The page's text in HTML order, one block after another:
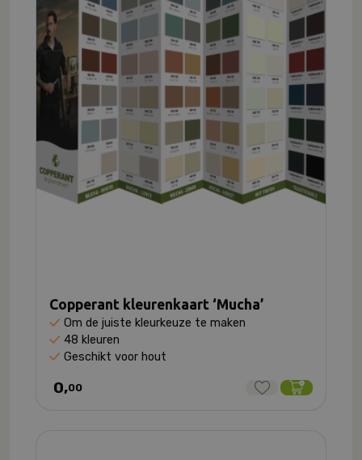
Copperant kleurenkaart ‘Mucha’
Om de juiste kleurkeuze te maken
48 kleuren
Geschikt voor hout
0,00